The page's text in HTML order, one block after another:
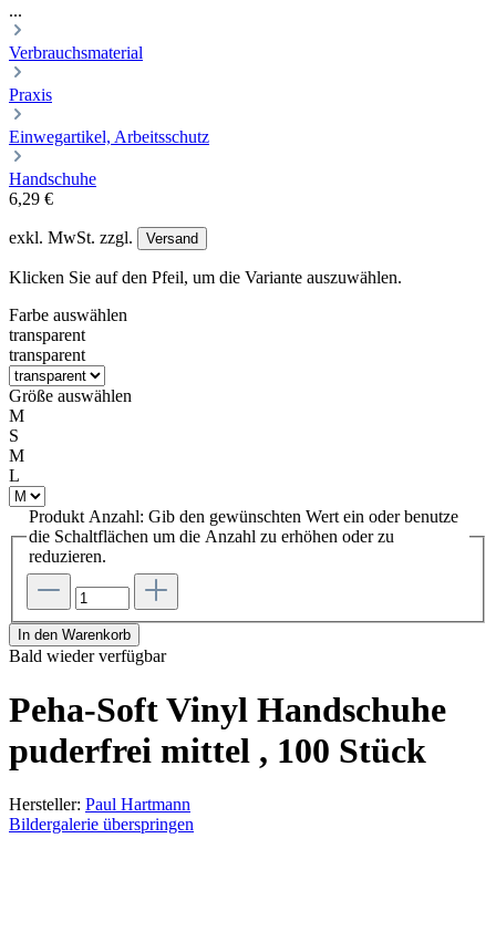
...
Verbrauchsmaterial
Praxis
Einwegartikel, Arbeitsschutz
Handschuhe
6,29 €
exkl. MwSt. zzgl. Versand
Klicken Sie auf den Pfeil, um die Variante auszuwählen.
Farbe auswählen
transparent
transparent
Größe auswählen
M
S
M
L
Produkt Anzahl: Gib den gewünschten Wert ein oder benutze
die Schaltflächen um die Anzahl zu erhöhen oder zu
reduzieren.
In den Warenkorb
Bald wieder verfügbar
Peha-Soft Vinyl Handschuhe
puderfrei mittel , 100 Stück
Hersteller: Paul Hartmann
Bildergalerie überspringen